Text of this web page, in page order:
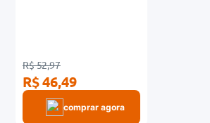
R$ 52,97
R$ 46,49
comprar agora